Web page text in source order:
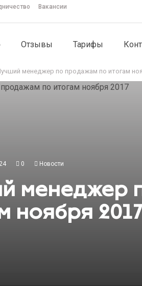
Вакансии
Отзывы Тарифы
менеджер по продажам по итогам
0 Новости
менеджер
ноября